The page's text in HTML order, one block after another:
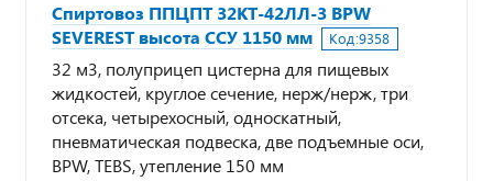
Спиртовоз ППЦПТ 32КТ-42ЛЛ-3 BPW
SEVEREST высота ССУ 1150 мм
Код:9358
32 м3, полуприцеп цистерна для пищевых
жидкостей, круглое сечение, нерж/нерж, три
отсека, четырехосный, односкатный,
пневматическая подвеска, две подъемные оси,
BPW, TEBS, утепление 150 мм